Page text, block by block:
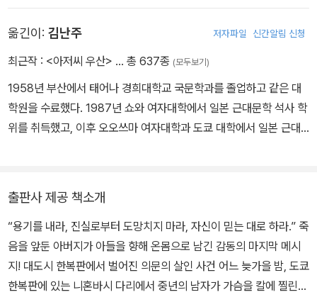
거야. -p.411
말이지 않은 내게도 책임이 있어. 우리 둘 다 잘못잊. 그러니까 둘이
사과하러 가는 거잖아 -p.419
상 소설 부문상, 2012년 『나미야 잡화점의 기적』으로 제7회 중앙공
론문예상, 2013년 『몽환화』로 제26회 시바타 렌자부로상, 2014년
다. 그 밖의 작품으로는 『백야행』, 『라플라스의 마녀』, 『가면산장 살
인사건』, 『녹나무의 파수꾼』, 『당신이 누군가를 죽였다』, 『가공범』 등
이 있다. 1998년 『탐정 갈릴레오』를 시작으로 2026년 7월 기준 총
려진 시리즈 주인공 ‘유카와 마나부’는 형사가 아닌 물리학자 겸 대학
이면보다는 ‘어떻게’에 몰두하여 문제를 해결한다. 이러한 특성 때문
에 그간 철저히 가려졌던 유카와의 개인사와 인간성이 마침내 『투명
한 나선』에서 밝혀지며 시리즈는 일대 전환을 맞는다. 2026년 7월 2
3일 향년 68세로 별세했다.
옮긴이: 김난주 저자파일 신간알림 신청
최근작 : <아저씨 우산> … 총 637종 (모두보기)
1958년 부산에서 태어나 경희대학교 국문학과를 졸업하고 같은 대
학원을 수료했다. 1987년 쇼와 여자대학에서 일본 근대문학 석사 학
위를 취득했고, 이후 오오쓰마 여자대학과 도쿄 대학에서 일본 근대
『부드러운 양상추』, 『수박 향기』, 『하느님의 보트』, 『우는 어른』, 『울
지 않는 아이』, 『등 뒤의 기억』, 『즐겁게 살자, 고민하지 말고』, 『저물
듯 저물지 않는』, 『도토리 마을의 모자 가게』, 『도토리 마을의 빵집』,
『도토리 마을의 경찰관』, 『까만 크레파스와 요술가게』, 『누에콩의 기
분 좋은 날』 등이 있다.
출판사 제공 책소개
“용기를 내라, 진실로부터 도망치지 마라, 자신이 믿는 대로 하라.” 죽
음을 앞둔 아버지가 아들을 향해 온몸으로 남긴 감동의 마지막 메시
지! 대도시 한복판에서 벌어진 의문의 살인 사건 어느 늦가을 밤, 도쿄
한복판에 있는 니혼바시 다리에서 중년의 남자가 가슴을 칼에 찔린